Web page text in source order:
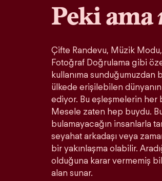
Peki ama
Çifte Randevu, Müzik
Fotoğraf Doğrulama gibi
kullanıma sunduğumuzdan
ülkede erişilebilen
ediyor. Bu eşleşmelerin her
Mesele zaten hep buydu.
bulamayacağın insanlarla
seyahat arkadaşı veya
bir yakınlaşma olabilir.
olduğuna karar vermemiş
alan sunar.